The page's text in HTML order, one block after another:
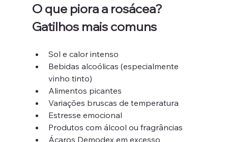
O que piora a rosácea?
Gatilhos mais comuns
Sol e calor intenso
Bebidas alcoólicas (especialmente
vinho tinto)
Alimentos picantes
Variações bruscas de temperatura
Estresse emocional
Produtos com álcool ou fragrâncias
Ácaros Demodex em excesso